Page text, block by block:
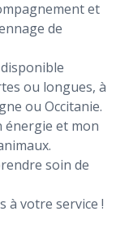
et
de
ou longues, à
ou Occitanie.
énergie et mon
soin de
à votre service !